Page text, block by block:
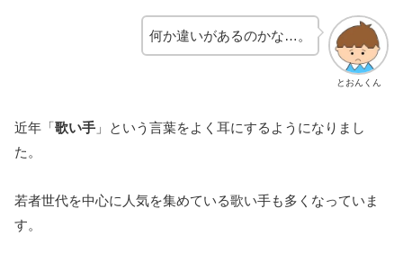
とおんくん
何か違いがあるのかな…。
近年「歌い手 」という言葉をよく耳にするようになりまし
た。
若者世代を中心に人気を集めている歌い手も多くなっていま
す。